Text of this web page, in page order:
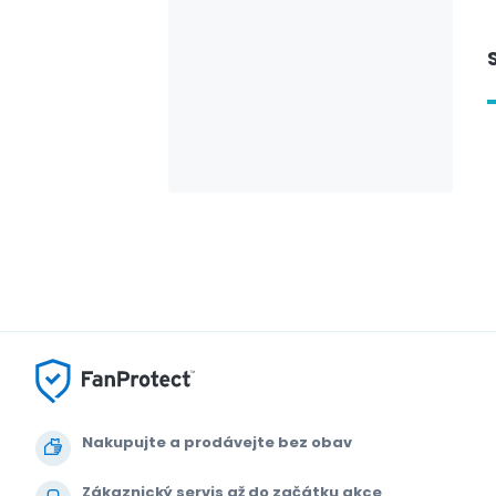
Nakupujte a prodávejte bez obav